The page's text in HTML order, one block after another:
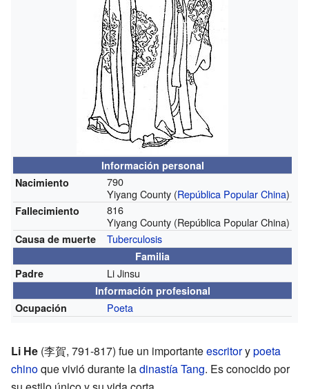
Información personal
Nacimiento
790
Yiyang County (República Popular China)
Fallecimiento
816
Yiyang County (República Popular China)
Causa de muerte Tuberculosis
Familia
Padre
Li Jinsu
Información profesional
Ocupación
Poeta
Li He (李賀, 791-817) fue un importanteescritorypoeta
chinoque vivió durante ladinastía Tang. Es conocido por